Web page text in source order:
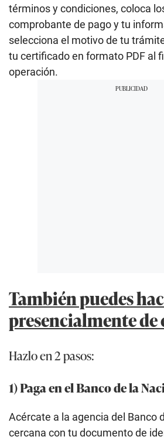
términos y condiciones, coloca
comprobante de pago y tu
selecciona el motivo de tu
tu certificado en formato PDF al
operación.
También puedes
presencialmente de
Hazlo en 2 pasos:
1) Paga en el Banco de la
Acércate a la agencia del Banco
cercana con tu documento de